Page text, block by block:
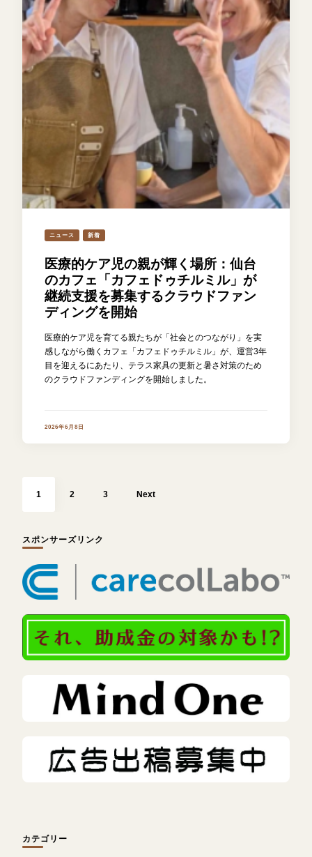
ニュース 新着
医療的ケア児の親が輝く場所：仙台
のカフェ「カフェドゥチルミル」が
継続支援を募集するクラウドファン
ディングを開始
医療的ケア児を育てる親たちが「社会とのつながり」を実
感しながら働くカフェ「カフェドゥチルミル」が、運営3年
目を迎えるにあたり、テラス家具の更新と暑さ対策のため
のクラウドファンディングを開始しました。
2026年6月8日
り
1 2 3 Next
スポンサーズリンク
カテゴリー